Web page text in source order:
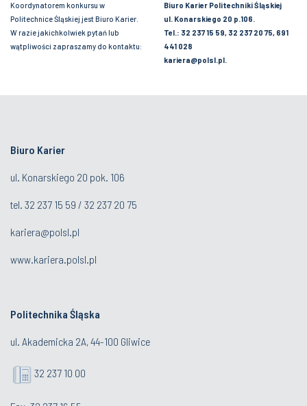
Koordynatorem konkursu w
Politechnice Śląskiej jest Biuro Karier.
W razie jakichkolwiek pytań lub
wątpliwości zapraszamy do kontaktu:
Biuro Karier Politechniki Śląskiej
ul. Konarskiego 20 p.106.
Tel.: 32 237 15 59, 32 237 20 75, 691
441 028
kariera@polsl.pl.
Biuro Karier
ul. Konarskiego 20 pok. 106
tel. 32 237 15 59 / 32 237 20 75
kariera@polsl.pl
www.kariera.polsl.pl
Politechnika Śląska
ul. Akademicka 2A, 44-100 Gliwice
32 237 10 00